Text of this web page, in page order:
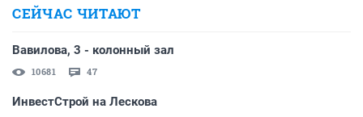
СЕЙЧАС ЧИТАЮТ
Вавилова, 3 - колонный зал
10681 47
ИнвестСтрой на Лескова